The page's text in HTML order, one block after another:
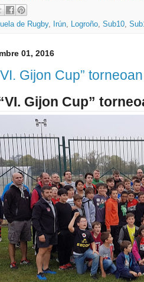
de Rugby, Irún, Logroño, Sub10,
01, 2016
Gijon Cup”
Gijon Cup”